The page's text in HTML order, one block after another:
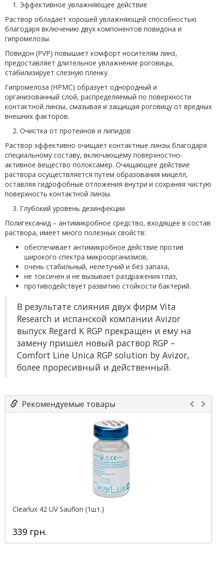
1. Эффективное увлажняющее действие
Раствор обладает хорошей увлажняющей способностью
благодаря включению двух компонентов повидона и
гипромелозы.
Повидон (PVP) повышает комфорт носителям линз,
предоставляет длительное увлажнение роговицы,
стабилизирует слезную пленку.
Гипромелоза (HPMC) образует однородный и
организованный слой, распределяемый по поверхности
контактной линзы, смазывая и защищая роговицу от вредных
внешних факторов.
2. Очистка от протеинов и липидов
Раствор эффективно очищает контактные линзы благодаря
специальному составу, включающему поверхностно-
активное вещество полоксамер. Очищающее действие
раствора осуществляется путем образования мицелл,
оставляя гидрофобные отложения внутри и сохраняя чистую
поверхность контактной линзы.
3. Глубокий уровень дезинфекции
Полигексанид – антимикробное средство, входящее в состав
раствора, имеет много полезных свойств:
обеспечивает антимикробное действие против
широкого спектра микроорганизмов,
очень стабильный, нелетучий и без запаха,
не токсичен и не вызывает раздражения глаз,
противодействует развитию стойкости бактерий.
В результате слияния двух фирм Vita
Research и испанской компании Avizor
выпуск Regard K RGP прекращен и ему на
замену пришел новый раствор RGP –
Comfort Line Unica RGP solution by Avizor,
более проресивный и действенный.
Рекомендуемые товары
Clearlux 42 UV Sauflon (1шт.)
339 грн.